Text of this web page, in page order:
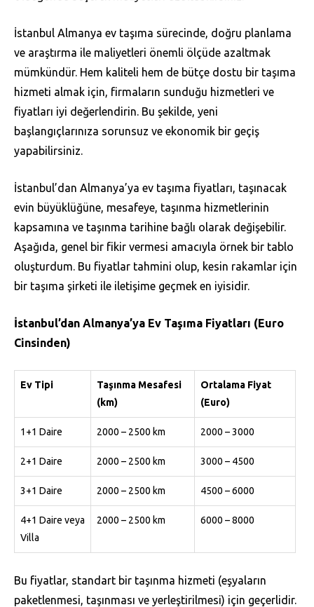
İstanbul Almanya ev taşıma sürecinde, doğru planlama
ve araştırma ile maliyetleri önemli ölçüde azaltmak
mümkündür. Hem kaliteli hem de bütçe dostu bir taşıma
hizmeti almak için, firmaların sunduğu hizmetleri ve
fiyatları iyi değerlendirin. Bu şekilde, yeni
başlangıçlarınıza sorunsuz ve ekonomik bir geçiş
yapabilirsiniz.
İstanbul’dan Almanya’ya ev taşıma fiyatları, taşınacak
evin büyüklüğüne, mesafeye, taşınma hizmetlerinin
kapsamına ve taşınma tarihine bağlı olarak değişebilir.
Aşağıda, genel bir fikir vermesi amacıyla örnek bir tablo
oluşturdum. Bu fiyatlar tahmini olup, kesin rakamlar için
bir taşıma şirketi ile iletişime geçmek en iyisidir.
İstanbul’dan Almanya’ya Ev Taşıma Fiyatları (Euro
Cinsinden)
Ev Tipi
Taşınma Mesafesi
(km)
Ortalama Fiyat
(Euro)
1+1 Daire 2000 – 2500 km 2000 – 3000
2+1 Daire 2000 – 2500 km 3000 – 4500
3+1 Daire 2000 – 2500 km 4500 – 6000
4+1 Daire veya
Villa
2000 – 2500 km 6000 – 8000
Bu fiyatlar, standart bir taşınma hizmeti (eşyaların
paketlenmesi, taşınması ve yerleştirilmesi) için geçerlidir.